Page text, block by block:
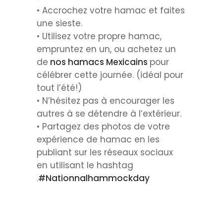
• Accrochez votre hamac et faites
une sieste.
• Utilisez votre propre hamac,
empruntez en un, ou achetez un
de nos hamacs Mexicains pour
célébrer cette journée. (idéal pour
tout l’été!)
• N’hésitez pas à encourager les
autres à se détendre à l’extérieur.
• Partagez des photos de votre
expérience de hamac en les
publiant sur les réseaux sociaux
en utilisant le hashtag
.#Nationnalhammockday